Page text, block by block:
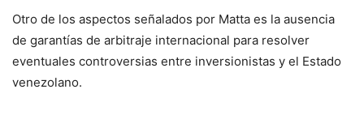
Otro de los aspectos señalados por Matta es la ausencia
de garantías de arbitraje internacional para resolver
eventuales controversias entre inversionistas y el Estado
venezolano.